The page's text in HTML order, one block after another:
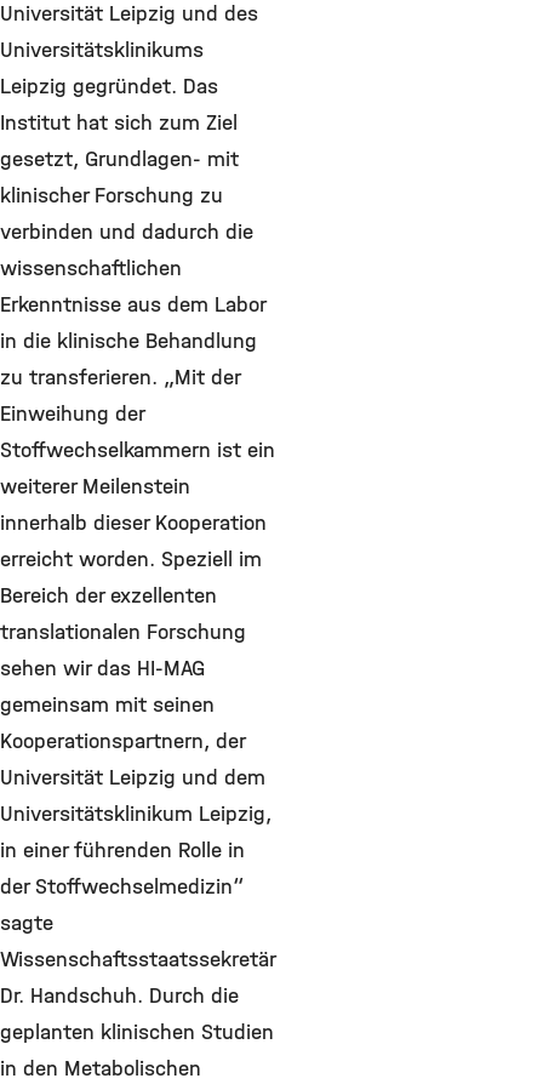
Universität Leipzig und des
Universitätsklinikums
Leipzig gegründet. Das
Institut hat sich zum Ziel
gesetzt, Grundlagen- mit
klinischer Forschung zu
verbinden und dadurch die
wissenschaftlichen
Erkenntnisse aus dem Labor
in die klinische Behandlung
zu transferieren. „Mit der
Einweihung der
Stoffwechselkammern ist ein
weiterer Meilenstein
innerhalb dieser Kooperation
erreicht worden. Speziell im
Bereich der exzellenten
translationalen Forschung
sehen wir das HI-MAG
gemeinsam mit seinen
Kooperationspartnern, der
Universität Leipzig und dem
Universitätsklinikum Leipzig,
in einer führenden Rolle in
der Stoffwechselmedizin“
sagte
Wissenschaftsstaatssekretär
Dr. Handschuh. Durch die
geplanten klinischen Studien
in den Metabolischen